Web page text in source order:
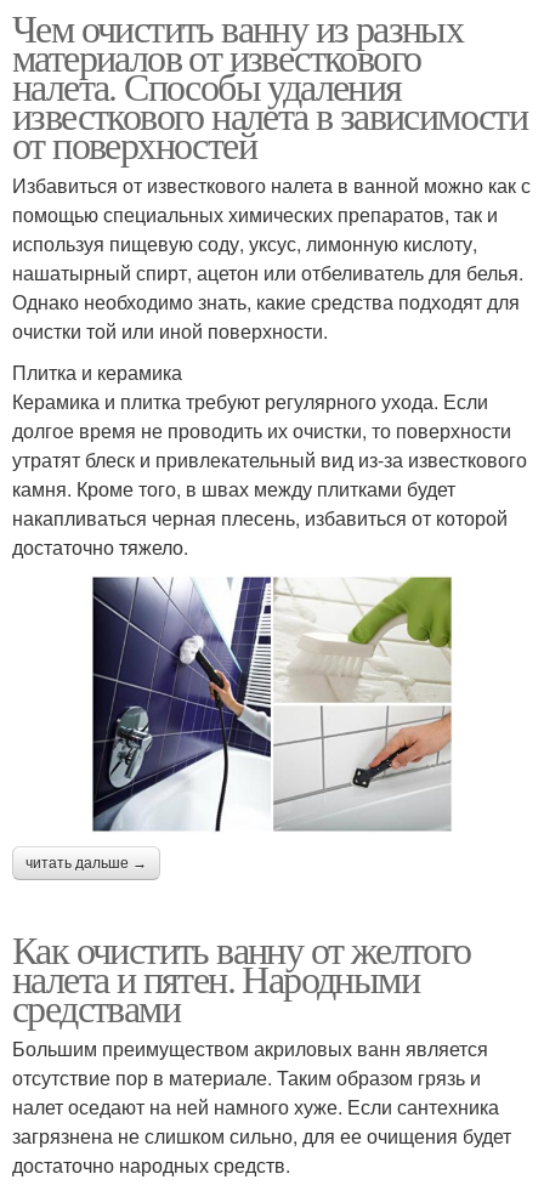
Чем очистить ванну из разных
материалов от известкового
налета. Способы удаления
известкового налета в зависимости
от поверхностей
Избавиться от известкового налета в ванной можно как с
помощью специальных химических препаратов, так и
используя пищевую соду, уксус, лимонную кислоту,
нашатырный спирт, ацетон или отбеливатель для белья.
Однако необходимо знать, какие средства подходят для
очистки той или иной поверхности.
Плитка и керамика
Керамика и плитка требуют регулярного ухода. Если
долгое время не проводить их очистки, то поверхности
утратят блеск и привлекательный вид из-за известкового
камня. Кроме того, в швах между плитками будет
накапливаться черная плесень, избавиться от которой
достаточно тяжело.
читать дальше →
Как очистить ванну от желтого
налета и пятен. Народными
средствами
Большим преимуществом акриловых ванн является
отсутствие пор в материале. Таким образом грязь и
налет оседают на ней намного хуже. Если сантехника
загрязнена не слишком сильно, для ее очищения будет
достаточно народных средств.